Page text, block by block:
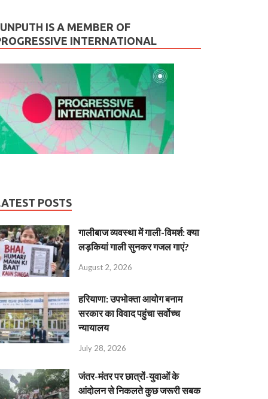
IS A MEMBER OF
INTERNATIONAL
POSTS
गालीबाज व्‍यवस्‍था में गाली-विमर्श: क्या
लड़कियां गाली सुनकर गजल गाएं?
August 2, 2026
हरियाणा: उपभोक्ता आयोग बनाम
सरकार का विवाद पहुंचा सर्वोच्च
न्यायालय
July 28, 2026
जंतर-मंतर पर छात्रों-युवाओं के
आंदोलन से निकलते कुछ जरूरी सबक